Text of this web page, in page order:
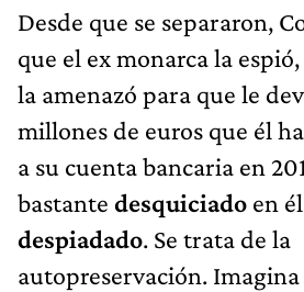
Desde que se separaron,
que el ex monarca la
la amenazó para que le
millones de euros que él
a su cuenta bancaria en
bastante desquiciado en
despiadado. Se trata de la
autopreservación.